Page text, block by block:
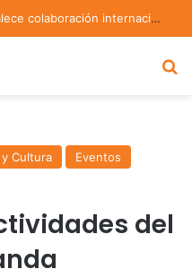
Académico de la UDLAP fortalece colaboración internacional con estancia de investigación en Argentina
Cultura
Eventos
del